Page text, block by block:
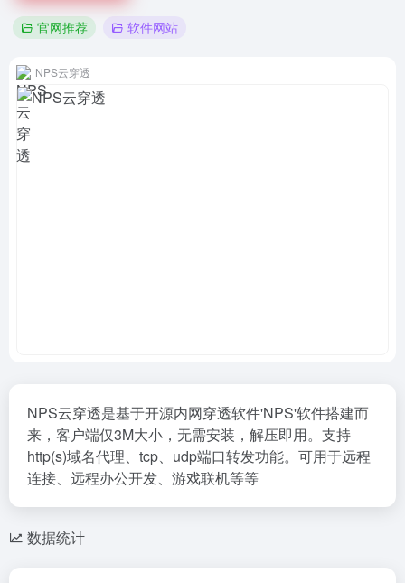
官网推荐 软件网站
NPS云穿透
NPS云穿透是基于开源内网穿透软件'NPS'软件搭建而
来，客户端仅3M大小，无需安装，解压即用。支持
http(s)域名代理、tcp、udp端口转发功能。可用于远程
连接、远程办公开发、游戏联机等等
数据统计